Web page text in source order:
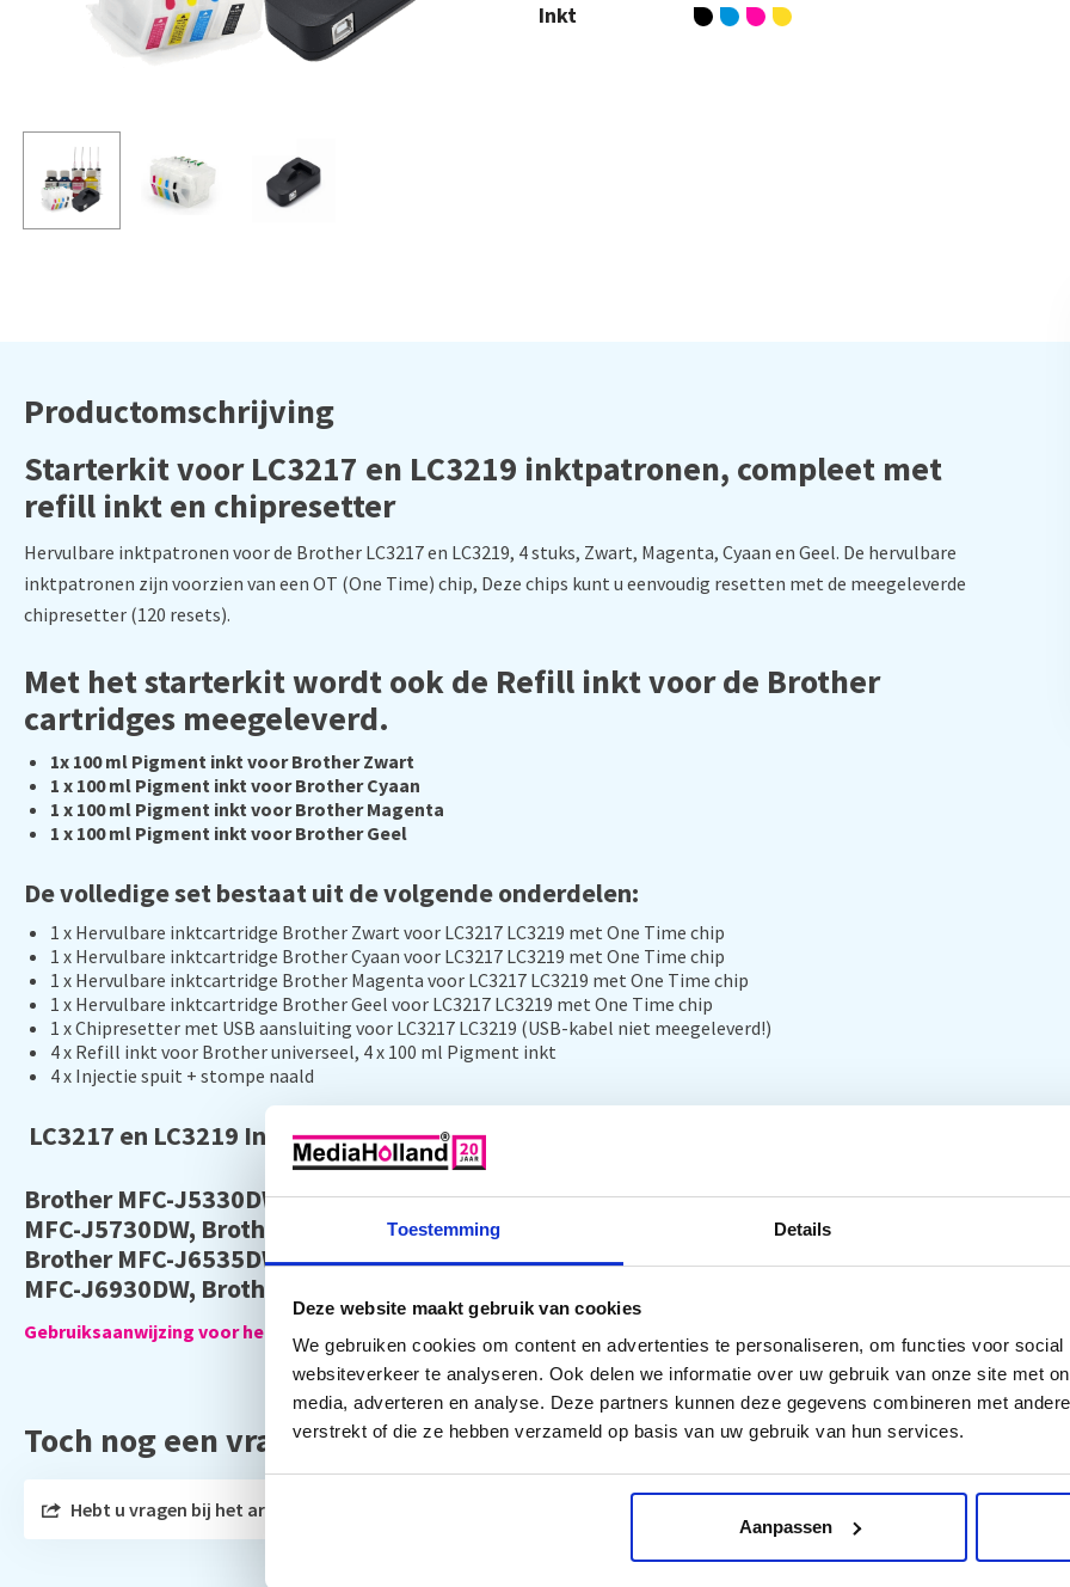
Toestemming Details
Deze website maakt gebruik van cookies
We gebruiken cookies om content en advertenties te personaliseren, om functies voor
websiteverkeer te analyseren. Ook delen we informatie over uw gebruik van onze site met
media, adverteren en analyse. Deze partners kunnen deze gegevens combineren met
verstrekt of die ze hebben verzameld op basis van uw gebruik van hun services.
Aanpassen
Inkt
Productomschrijving
Starterkit voor LC3217 en LC3219 inktpatronen, compleet met
refill inkt en chipresetter
Hervulbare inktpatronen voor de Brother LC3217 en LC3219, 4 stuks, Zwart, Magenta, Cyaan en Geel. De hervulbare
inktpatronen zijn voorzien van een OT (One Time) chip, Deze chips kunt u eenvoudig resetten met de meegeleverde
chipresetter (120 resets).
Met het starterkit wordt ook de Refill inkt voor de Brother
cartridges meegeleverd.
1x 100 ml Pigment inkt voor Brother Zwart
1 x 100 ml Pigment inkt voor Brother Cyaan
1 x 100 ml Pigment inkt voor Brother Magenta
1 x 100 ml Pigment inkt voor Brother Geel
De volledige set bestaat uit de volgende onderdelen:
1 x Hervulbare inktcartridge Brother Zwart voor LC3217 LC3219 met One Time chip
1 x Hervulbare inktcartridge Brother Cyaan voor LC3217 LC3219 met One Time chip
1 x Hervulbare inktcartridge Brother Magenta voor LC3217 LC3219 met One Time chip
1 x Hervulbare inktcartridge Brother Geel voor LC3217 LC3219 met One Time chip
1 x Chipresetter met USB aansluiting voor LC3217 LC3219 (USB-kabel niet meegeleverd!)
4 x Refill inkt voor Brother universeel, 4 x 100 ml Pigment inkt
4 x Injectie spuit + stompe naald
LC3217 en LC3219 Inktcartridges zijn geschikt voor de volgende Brother Printers:
Brother MFC-J5330DW, Brother MFC-J5330DW XL, Brother MFC-J5335DW, Brother
MFC-J5730DW, Brother MFC-J5830DW, Brother MFC-J5930DW, Brother MFC-J6530DW,
Brother MFC-J6535DW, Brother MFC-J6535DW XL, Brother MFC-J6730DW, Brother
MFC-J6930DW, Brother MFC-J6935DW
Gebruiksaanwijzing voor het vullen van de hervulbare cartridges voor LC3219 en LC3219
Toch nog een vraag?
Hebt u vragen bij het artikel?